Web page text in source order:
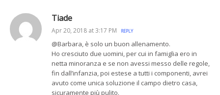
Tiade
Apr 20, 2018 at 3:17 PM REPLY
@Barbara, è solo un buon allenamento.
Ho cresciuto due uomini, per cui in famiglia ero in
netta minoranza e se non avessi messo delle regole,
fin dall’infanzia, poi estese a tutti i componenti, avrei
avuto come unica soluzione il campo dietro casa,
sicuramente più pulito.